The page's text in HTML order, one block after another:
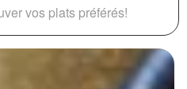
vos plats préférés!